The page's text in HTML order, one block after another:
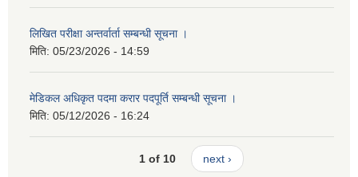
लिखित परीक्षा अन्तर्वार्ता सम्बन्धी सूचना ।
मिति: 05/23/2026 - 14:59
मेडिकल अधिकृत पदमा करार पदपूर्ति सम्बन्धी सूचना ।
मिति: 05/12/2026 - 16:24
1 of 10 next ›